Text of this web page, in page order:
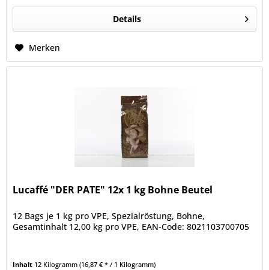
Details
Merken
Lucaffé "DER PATE" 12x 1 kg Bohne Beutel
12 Bags je 1 kg pro VPE, Spezialröstung, Bohne,
Gesamtinhalt 12,00 kg pro VPE, EAN-Code: 8021103700705
Inhalt 12 Kilogramm(16,87 € * / 1 Kilogramm)